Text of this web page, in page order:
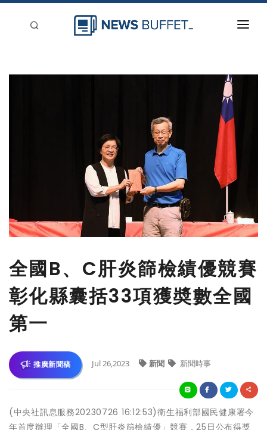
全國B、C肝炎篩檢績優競賽
彰化縣囊括33項獲奬數全國
第一
推廣新聞稿 Jul 26,2023 新聞 新聞時事
(中央社訊息服務20230726 16:12:53)衛生福利部國民健康署今
年首度辦理「全國B、C型肝炎篩檢績優」競賽，25日公布得獎